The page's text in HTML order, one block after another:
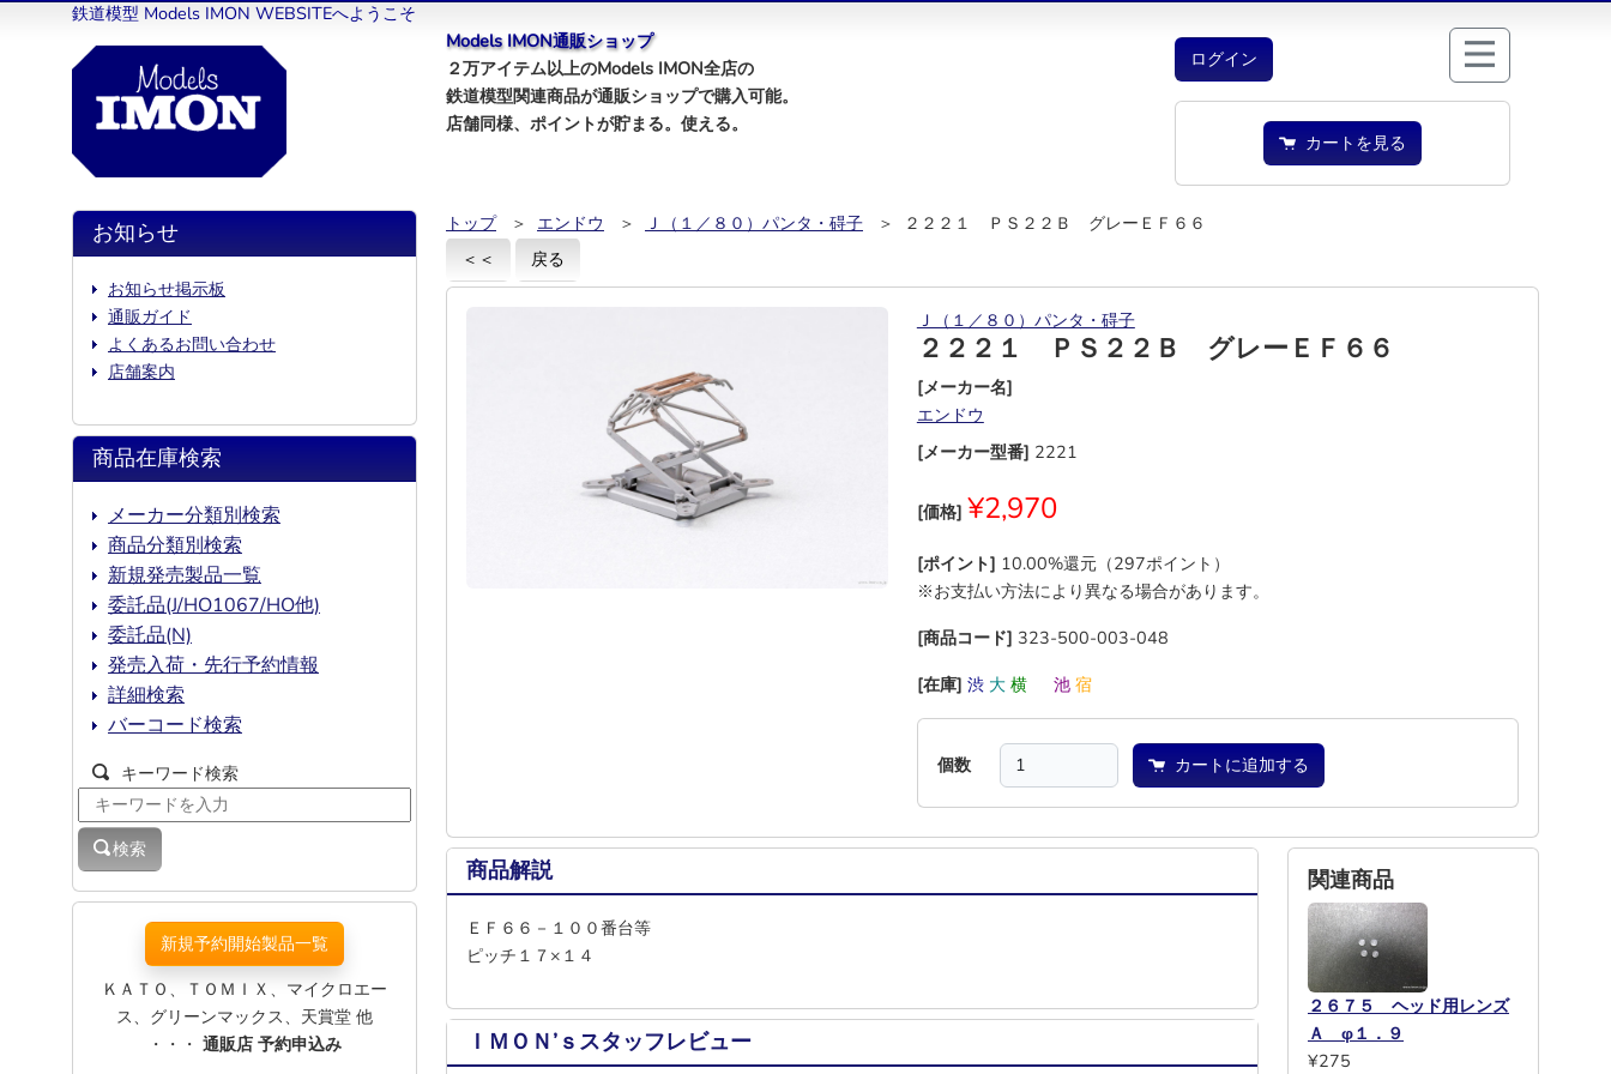
鉄道模型 Models IMON WEBSITEへようこそ
Models IMON通販ショップ
２万アイテム以上のModels IMON全店の
鉄道模型関連商品が通販ショップで購入可能。
店舗同様、ポイントが貯まる。使える。
ログイン
カートを見る
トップ ＞ エンドウ ＞ Ｊ（１／８０）パンタ・碍子
＞ ２２２１ ＰＳ２２Ｂ グレーＥＦ６６
＜＜
戻る
Ｊ（１／８０）パンタ・碍子
２２２１ ＰＳ２２Ｂ グレーＥＦ６６
[メーカー名]
エンドウ
[メーカー型番] 2221
[価格] ¥2,970
[ポイント] 10.00%還元（297ポイント）
※お支払い方法により異なる場合があります。
[商品コード] 323-500-003-048
[在庫] 渋 大 横 池 宿
個数 カートに追加する
商品解説
ＥＦ６６－１００番台等
ピッチ１７×１４
ＩＭＯＮ’ｓスタッフレビュー
関連商品
２６７５ ヘッド用レンズ
Ａ φ１．９
¥275
お知らせ
お知らせ掲示板
通販ガイド
よくあるお問い合わせ
店舗案内
商品在庫検索
メーカー分類別検索
商品分類別検索
新規発売製品一覧
委託品(J/HO1067/HO他)
委託品(N)
発売入荷・先行予約情報
詳細検索
バーコード検索
キーワード検索
検索
新規予約開始製品一覧
ＫＡＴＯ、ＴＯＭＩＸ、マイクロエー
ス、グリーンマックス、天賞堂 他
・・・ 通販店 予約申込み